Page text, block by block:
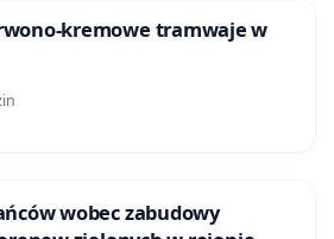
kremowe tramwaje w
wobec zabudowy